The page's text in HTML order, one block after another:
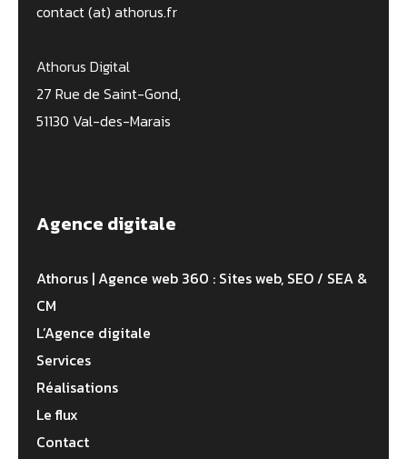
contact (at) athorus.fr
Athorus Digital
27 Rue de Saint-Gond,
51130 Val-des-Marais
Agence digitale
Athorus | Agence web 360 : Sites web, SEO / SEA &
CM
L’Agence digitale
Services
Réalisations
Le flux
Contact